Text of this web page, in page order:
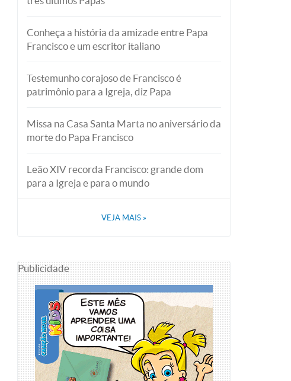
Conheça a história da amizade entre Papa
Francisco e um escritor italiano
Testemunho corajoso de Francisco é
patrimônio para a Igreja, diz Papa
Missa na Casa Santa Marta no aniversário da
morte do Papa Francisco
Leão XIV recorda Francisco: grande dom
para a Igreja e para o mundo
VEJA MAIS »
Publicidade